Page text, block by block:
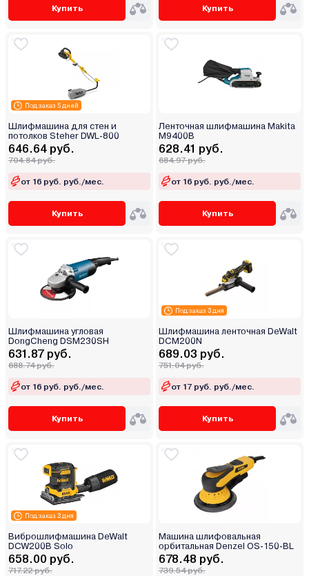
Купить Купить
Под заказ 5 дней
Шлифмашина для стен и
потолков Steher DWL-800
646.64 руб.
704.84 руб.
от 16 руб. руб./мес.
Купить
Ленточная шлифмашина Makita
M9400B
628.41 руб.
684.97 руб.
от 16 руб. руб./мес.
Купить
Шлифмашина угловая
DongCheng DSM230SH
631.87 руб.
688.74 руб.
от 16 руб. руб./мес.
Купить
Под заказ 3 дня
Шлифмашина ленточная DeWalt
DCM200N
689.03 руб.
751.04 руб.
от 17 руб. руб./мес.
Купить
Под заказ 3 дня
Виброшлифмашина DeWalt
DCW200B Solo
658.00 руб.
717.22 руб.
Машина шлифовальная
орбитальная Denzel OS-150-BL
678.48 руб.
739.54 руб.